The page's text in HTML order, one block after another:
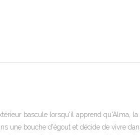
bascule lorsqu'il apprend qu'Alma,
une bouche d'égout et décide de vivre